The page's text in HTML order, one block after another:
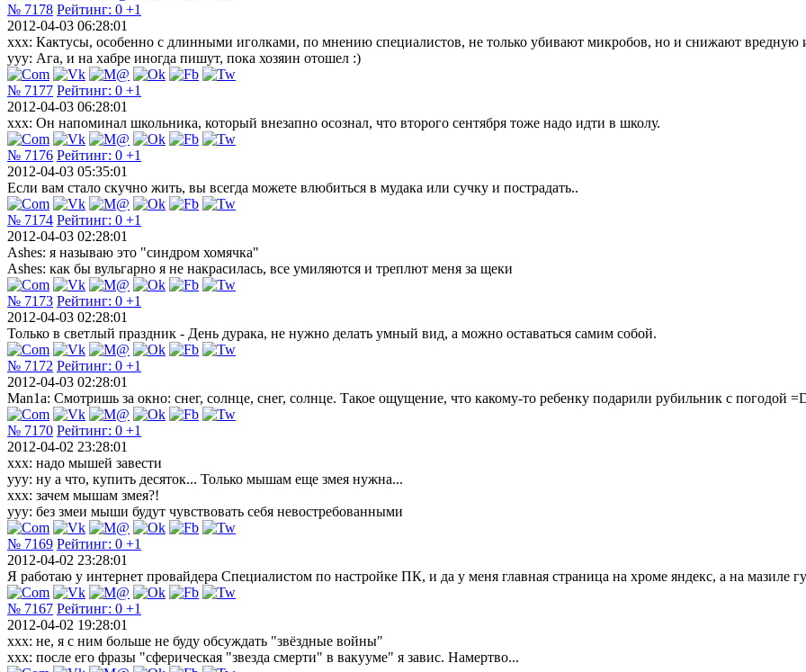
№ 7178 Рейтинг: 0 +1
2012-04-03 06:28:01
xxx: Кактусы, особенно с длинными иголками, по мнению специалистов, не только убивают микробов, но и снижают вредную
yyy: Ага, и на хабре иногда пишут, пока хозяин отошел :)
№ 7177 Рейтинг: 0 +1
2012-04-03 06:28:01
xxx: Он напоминал школьника, который внезапно осознал, что второго сентября тоже надо идти в школу.
№ 7176 Рейтинг: 0 +1
2012-04-03 05:35:01
Если вам стало скучно жить, вы всегда можете влюбиться в мудака или сучку и пострадать..
№ 7174 Рейтинг: 0 +1
2012-04-03 02:28:01
Ashes: я называю это "синдром хомячка"
Ashes: как бы вульгарно я не накрасилась, все умиляются и треплют меня за щеки
№ 7173 Рейтинг: 0 +1
2012-04-03 02:28:01
Только в светлый праздник - День дурака, не нужно делать умный вид, а можно оставаться самим собой.
№ 7172 Рейтинг: 0 +1
2012-04-03 02:28:01
Man1a: Смотришь за окно: снег, солнце, снег, солнце. Такое ощущение, что какому-то ребенку подарили рубильник с погодой
№ 7170 Рейтинг: 0 +1
2012-04-02 23:28:01
ххх: надо мышей завести
ууу: ну а что, купить десяток... Только мышам еще змея нужна...
ххх: зачем мышам змея?!
ууу: без змеи мыши будут чувствовать себя невостребованными
№ 7169 Рейтинг: 0 +1
2012-04-02 23:28:01
Я работаю у интернет провайдера Специалистом по настройке ПК, и да у меня главная страница на хроме яндекс, а на мазиле
№ 7167 Рейтинг: 0 +1
2012-04-02 19:28:01
ххх: не, я с ним больше не буду обсуждать "звёздные войны"
ххх: после его фразы "сферическая "звезда смерти" в вакууме" я завис. Намертво...